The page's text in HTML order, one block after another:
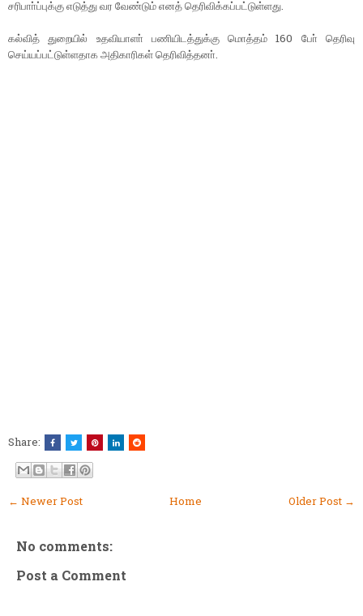
சரிபாா்ப்புக்கு எடுத்து வர வேண்டும் எனத் தெரிவிக்கப்பட்டுள்ளது.
கல்வித் துறையில் உதவியாளா் பணியிடத்துக்கு மொத்தம் 160 போ் தெரிவு
செய்யப்பட்டுள்ளதாக அதிகாரிகள் தெரிவித்தனா்.
Share:
← Newer Post Older Post →
Home
No comments:
Post a Comment